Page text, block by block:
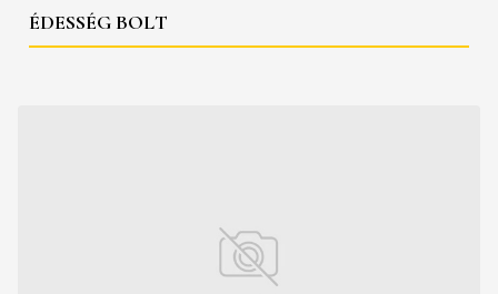
ÉDESSÉG BOLT